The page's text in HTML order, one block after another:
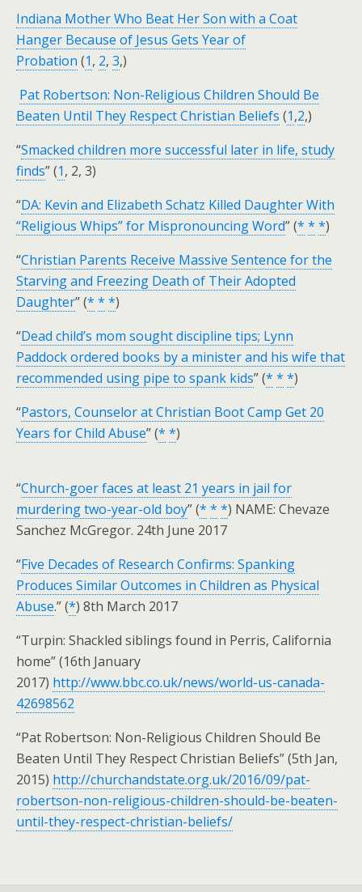
Indiana Mother Who Beat Her Son with a Coat
Hanger Because of Jesus Gets Year of
Probation (1, 2, 3,)
Pat Robertson: Non-Religious Children Should Be
Beaten Until They Respect Christian Beliefs (1,2,)
“Smacked children more successful later in life, study
finds” (1, 2, 3)
“DA: Kevin and Elizabeth Schatz Killed Daughter With
“Religious Whips” for Mispronouncing Word” (* * *)
“Christian Parents Receive Massive Sentence for the
Starving and Freezing Death of Their Adopted
Daughter” (* * *)
“Dead child’s mom sought discipline tips; Lynn
Paddock ordered books by a minister and his wife that
recommended using pipe to spank kids” (* * *)
“Pastors, Counselor at Christian Boot Camp Get 20
Years for Child Abuse” (* *)
“Church-goer faces at least 21 years in jail for
murdering two-year-old boy” (* * *) NAME: Chevaze
Sanchez McGregor. 24th June 2017
“Five Decades of Research Confirms: Spanking
Produces Similar Outcomes in Children as Physical
Abuse.” (*) 8th March 2017
“Turpin: Shackled siblings found in Perris, California
home” (16th January
2017) http://www.bbc.co.uk/news/world-us-canada-
42698562
“Pat Robertson: Non-Religious Children Should Be
Beaten Until They Respect Christian Beliefs” (5th Jan,
2015) http://churchandstate.org.uk/2016/09/pat-
robertson-non-religious-children-should-be-beaten-
until-they-respect-christian-beliefs/